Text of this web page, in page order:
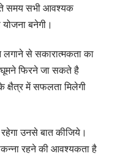
समय सभी आवश्यक
बनेगी।
लगाने से सकारात्मकता का
घूमने फिरने जा सकते है
क्षैत्र में सफलता मिलेगी
उनसे बात कीजिये।
रहने की आवश्यकता है